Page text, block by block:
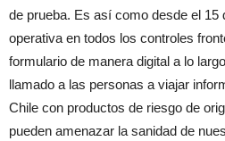
de prueba. Es así como desde el 15
operativa en todos los controles
formulario de manera digital a lo
llamado a las personas a viajar
Chile con productos de riesgo de
pueden amenazar la sanidad de